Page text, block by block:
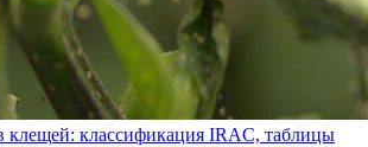
классификация IRAC, таблицы